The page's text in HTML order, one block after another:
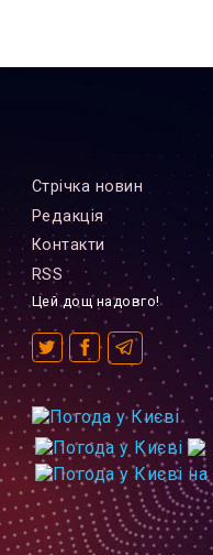
Стрiчка новин
Редакцiя
Контакти
RSS
Цей дощ надовго!